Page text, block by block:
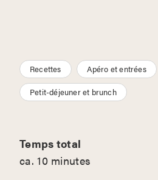
Recettes Apéro et entrées
Petit-déjeuner et brunch
Temps total
ca. 10 minutes